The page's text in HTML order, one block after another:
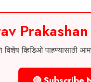
विशेष व्हिडिओ